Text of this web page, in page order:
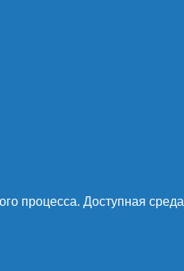
процесса. Доступная среда